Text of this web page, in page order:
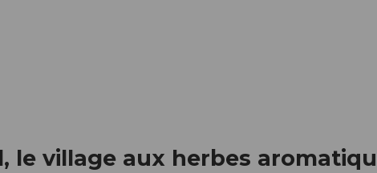
le village aux herbes